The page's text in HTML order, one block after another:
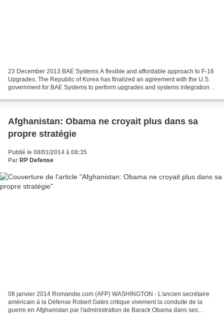
23 December 2013 BAE Systems A flexible and affordable approach to F-16
Upgrades. The Republic of Korea has finalized an agreement with the U.S.
government for BAE Systems to perform upgrades and systems integration
Afghanistan: Obama ne croyait plus dans sa
propre stratégie
Publié le 08/01/2014 à 08:35
Par RP Defense
08 janvier 2014 Romandie.com (AFP) WASHINGTON - L'ancien secrétaire
américain à la Défense Robert Gates critique vivement la conduite de la
guerre en Afghanistan par l'administration de Barack Obama dans ses